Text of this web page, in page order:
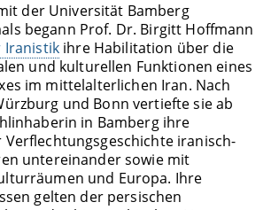
der Universität Bamberg
begann Prof. Dr. Birgitt Hoffmann
Iranistik ihre Habilitation über die
und kulturellen Funktionen eines
im mittelalterlichen Iran. Nach
und Bonn vertiefte sie ab
in Bamberg ihre
Verflechtungsgeschichte iranisch-
untereinander sowie mit
und Europa. Ihre
gelten der persischen